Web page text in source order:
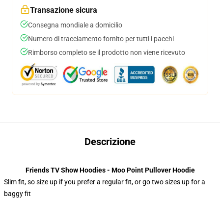
Transazione sicura
Consegna mondiale a domicilio
Numero di tracciamento fornito per tutti i pacchi
Rimborso completo se il prodotto non viene ricevuto
Descrizione
Friends TV Show Hoodies - Moo Point Pullover Hoodie
Slim fit, so size up if you prefer a regular fit, or go two sizes up for a
baggy fit